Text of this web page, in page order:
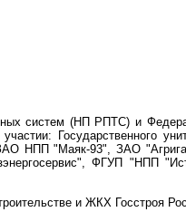
систем (НП РПТС) и
Государственного
ЗАО НПП "Маяк-93", ЗАО
ФГУП "НПП
и ЖКХ Госстроя